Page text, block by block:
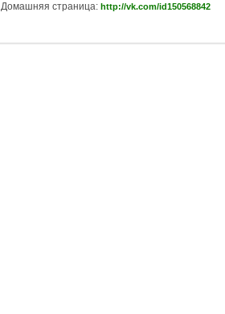
Домашняя страница: http://vk.com/id150568842